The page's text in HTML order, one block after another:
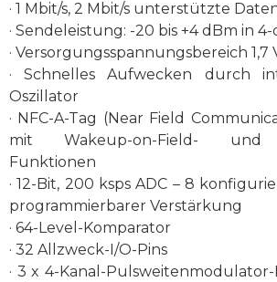
· 1 Mbit/s, 2 Mbit/s unterstützte
· Sendeleistung: -20 bis +4 dBm in
· Versorgungsspannungsbereich 1,7
· Schnelles Aufwecken durch
Oszillator
· NFC-A-Tag (Near Field
mit Wakeup-on-Field- und
Funktionen
· 12-Bit, 200 ksps ADC – 8
programmierbarer Verstärkung
· 64-Level-Komparator
· 32 Allzweck-I/O-Pins
· 3 x 4-Kanal-